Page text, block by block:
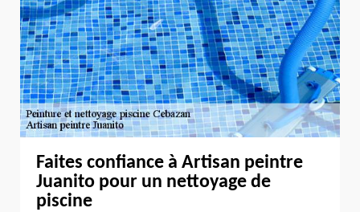
Faites confiance à Artisan peintre
Juanito pour un nettoyage de
piscine